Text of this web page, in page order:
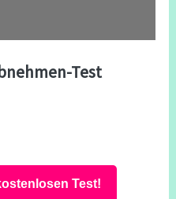
Test
Test!